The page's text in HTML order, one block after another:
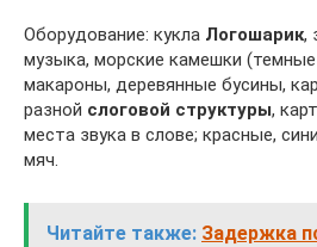
Оборудование: кукла Логошарик,
музыка, морские камешки
макароны, деревянные бусины,
разной слоговой структуры,
места звука в слове; красные,
мяч.
Читайте также: Задержка